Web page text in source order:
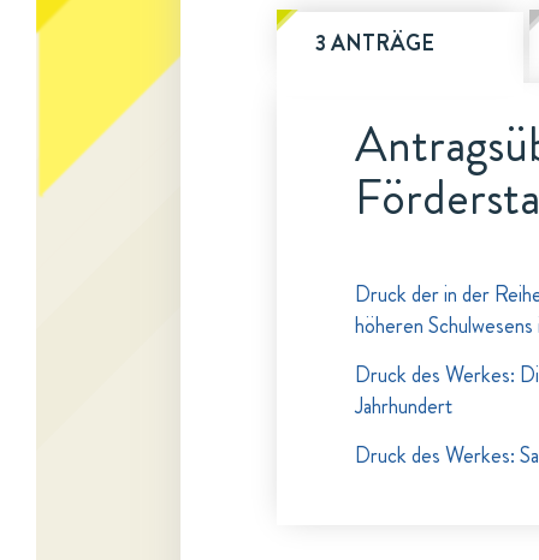
3 ANTRÄGE
Druck der in der
höheren
Druck des Werkes:
Jahrhundert
Druck des Werkes: